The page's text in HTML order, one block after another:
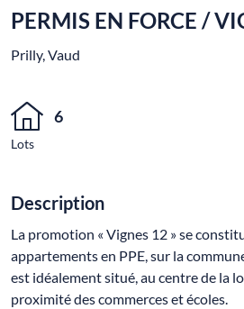
PERMIS EN FORCE /
Prilly, Vaud
6
Lots
Description
La promotion « Vignes 12 » se
appartements en PPE, sur la
est idéalement situé, au centre de la
proximité des commerces et écoles.